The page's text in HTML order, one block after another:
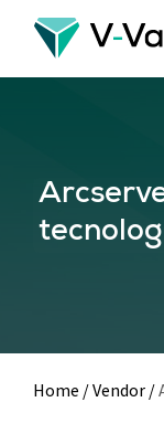
Skip
main
Home /Vendor /